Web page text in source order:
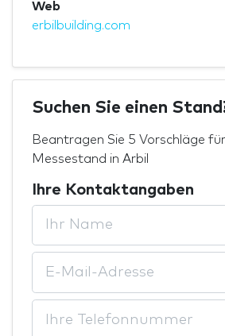
Web
erbilbuilding.com
Suchen Sie einen
Beantragen Sie 5 Vorschläge
Messestand in Arbil
Ihre Kontaktangaben